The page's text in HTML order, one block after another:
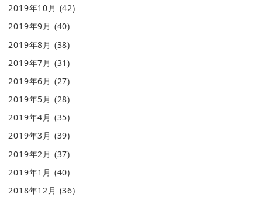
2019年10月 (42)
2019年9月 (40)
2019年8月 (38)
2019年7月 (31)
2019年6月 (27)
2019年5月 (28)
2019年4月 (35)
2019年3月 (39)
2019年2月 (37)
2019年1月 (40)
2018年12月 (36)